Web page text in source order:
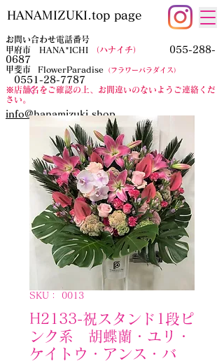
HANAMIZUKI.top page
お問い合わせ電話番号
甲府市 HANA*ICHI
（ハナイチ）
055-288-
0687
​甲斐市 FlowerParadise （フラワーパラダイス）
0551-28-7787
​※店舗名をご確認の上、お間違いのないようご連絡くだ
さい。
​info@hanamizuki.shop
SKU： 0013
H2133-祝スタンド1段ピ
ンク系 胡蝶蘭・ユリ・
ケイトウ・アンス・バ